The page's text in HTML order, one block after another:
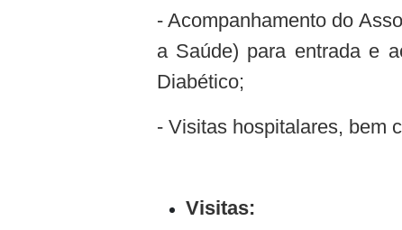
- Acompanhamento do
a Saúde) para entrada e
Diabético;
- Visitas hospitalares, bem
Visitas: